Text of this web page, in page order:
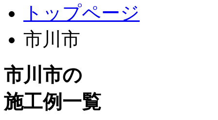
トップページ
市川市
市川市の
施工例一覧